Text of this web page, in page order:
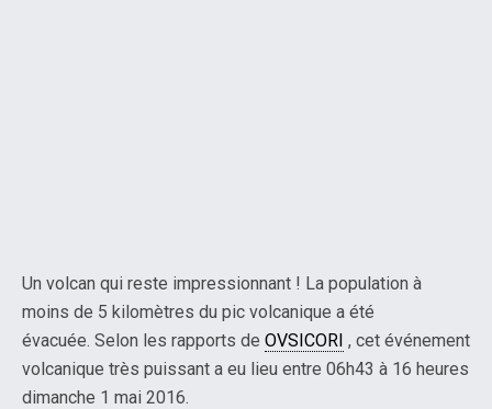
Un volcan qui reste impressionnant ! La population à
moins de 5 kilomètres du pic volcanique a été
évacuée. Selon les rapports de OVSICORI , cet événement
volcanique très puissant a eu lieu entre 06h43 à 16 heures
dimanche 1 mai 2016.